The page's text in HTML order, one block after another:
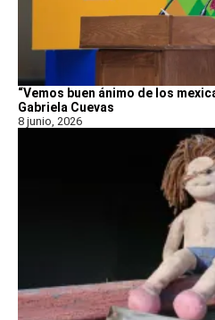
“Vemos buen ánimo de los
Gabriela Cuevas
8 junio, 2026